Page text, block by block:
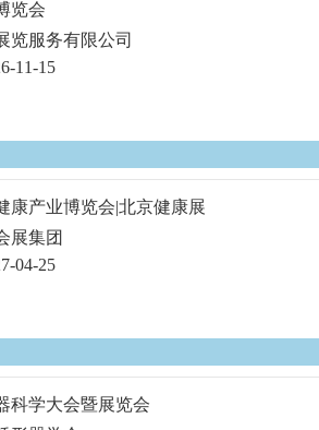
览会
览服务有限公司
11-15
康产业博览会|北京健康展
展集团
04-25
科学大会暨展览会